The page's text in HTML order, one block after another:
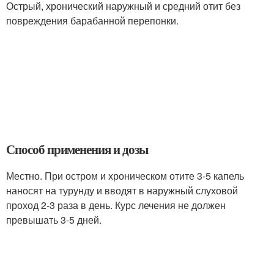
Острый, хронический наружный и средний отит без
повреждения барабанной перепонки.
Способ применения и дозы
Местно. При остром и хроническом отите 3-5 капель
наносят на турунду и вводят в наружный слуховой
проход 2-3 раза в день. Курс лечения не должен
превышать 3-5 дней.